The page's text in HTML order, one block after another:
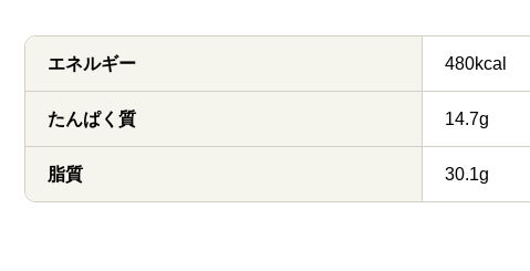
エネルギー 480kcal
たんぱく質 14.7g
脂質 30.1g